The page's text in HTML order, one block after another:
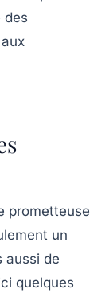
des
prometteuse
un
aussi de
quelques